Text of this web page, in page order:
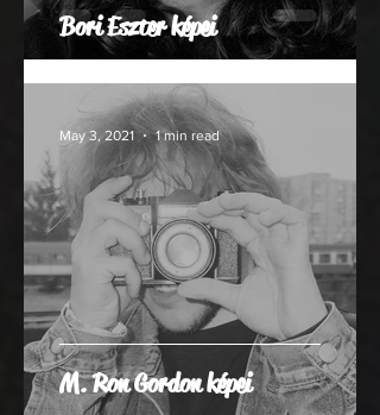
Bori Eszter képei
M. Ron Gordon képei
May 3, 2021 1 min read